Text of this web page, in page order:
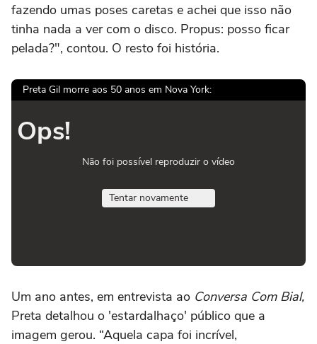
fazendo umas poses caretas e achei que isso não
tinha nada a ver com o disco. Propus: posso ficar
pelada?", contou. O resto foi história.
Preta Gil morre aos 50 anos em Nova York:
Ops!
Não foi possível reproduzir o vídeo
Tentar novamente
Um ano antes, em entrevista ao Conversa Com Bial,
Preta detalhou o 'estardalhaço' público que a
imagem gerou. “Aquela capa foi incrível,